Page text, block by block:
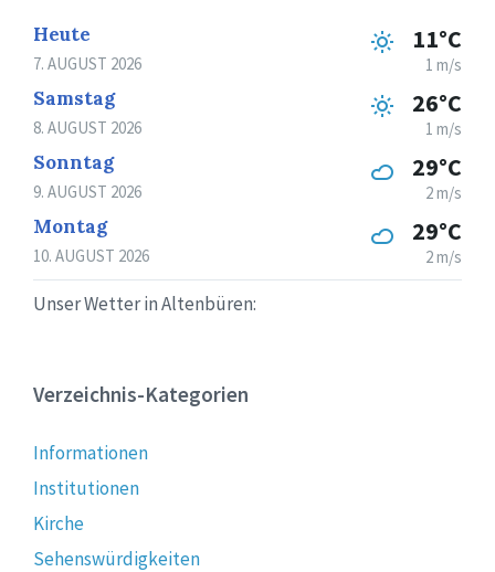
Heute
7. AUGUST 2026
11°C
1 m/s
Samstag
8. AUGUST 2026
26°C
1 m/s
Sonntag
9. AUGUST 2026
29°C
2 m/s
Montag
10. AUGUST 2026
29°C
2 m/s
Unser Wetter in Altenbüren:
Verzeichnis-Kategorien
Informationen
Institutionen
Kirche
Sehenswürdigkeiten